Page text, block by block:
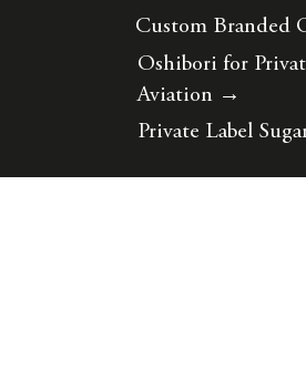
Custom Branded
Oshibori for
Aviation →
Private Label